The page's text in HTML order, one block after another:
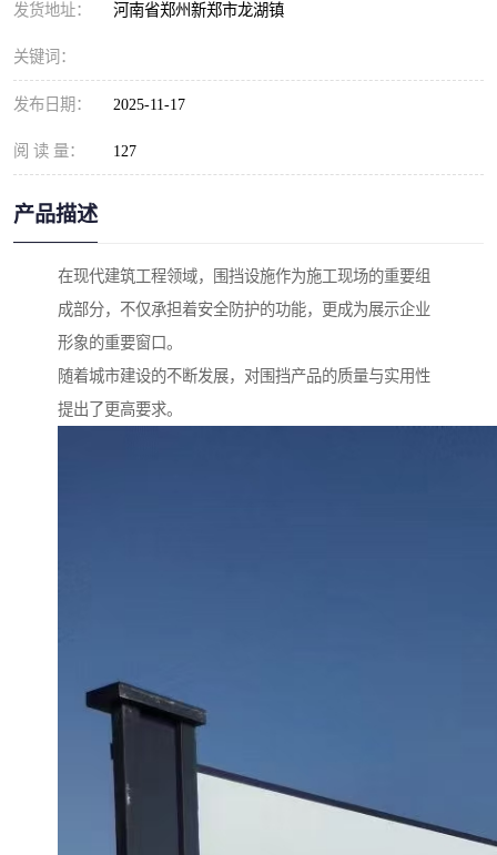
发货地址： 河南省郑州新郑市龙湖镇
关键词：
发布日期： 2025-11-17
阅 读 量： 127
产品描述
在现代建筑工程领域，围挡设施作为施工现场的重要组
成部分，不仅承担着安全防护的功能，更成为展示企业
形象的重要窗口。
随着城市建设的不断发展，对围挡产品的质量与实用性
提出了更高要求。